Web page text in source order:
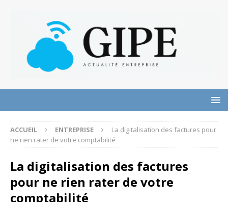
ACCUEIL ENTREPRISE
La digitalisation des factures pour
ne rien rater de votre comptabilité
La digitalisation des factures
pour ne rien rater de votre
comptabilité